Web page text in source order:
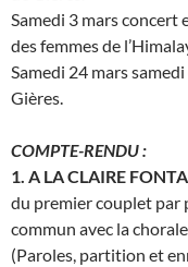
Samedi 3 mars concert
des femmes de
Samedi 24 mars
Gières.
COMPTE-RENDU :
1. A LA CLAIRE
du premier couplet par
commun avec la
(Paroles, partition et